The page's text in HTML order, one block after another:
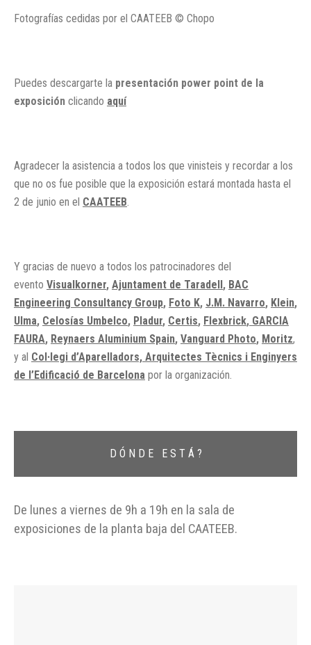
Fotografías cedidas por el CAATEEB © Chopo
Puedes descargarte la presentación power point de la
exposición clicando aquí
Agradecer la asistencia a todos los que vinisteis y recordar a los
que no os fue posible que la exposición estará montada hasta el
2 de junio en el CAATEEB.
Y gracias de nuevo a todos los patrocinadores del
evento Visualkorner, Ajuntament de Taradell, BAC
Engineering Consultancy Group, Foto K, J.M. Navarro, Klein,
Ulma, Celosías Umbelco, Pladur, Certis, Flexbrick, GARCIA
FAURA, Reynaers Aluminium Spain, Vanguard Photo, Moritz,
y al Col·legi d’Aparelladors, Arquitectes Tècnics i Enginyers
de l’Edificació de Barcelona por la organización.
D Ó N D E E S T Á ?
De lunes a viernes de 9h a 19h en la sala de
exposiciones de la planta baja del CAATEEB.